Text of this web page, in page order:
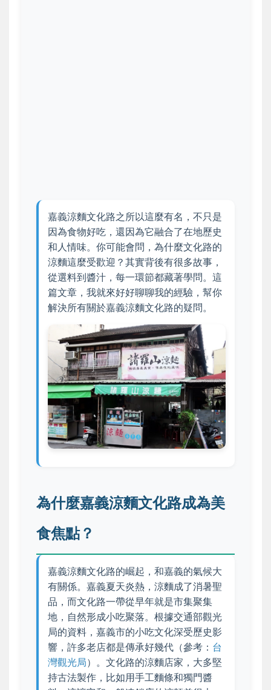
嘉義涼麵文化路之所以這麼有名，不只是
因為食物好吃，還因為它融合了在地歷史
和人情味。你可能會問，為什麼文化路的
涼麵這麼受歡迎？其實背後有很多故事，
從選料到醬汁，每一環節都藏著學問。這
篇文章，我就來好好聊聊我的經驗，幫你
解決所有關於嘉義涼麵文化路的疑問。
為什麼嘉義涼麵文化路成為美
食焦點？
嘉義涼麵文化路的崛起，和嘉義的氣候大
有關係。嘉義夏天炎熱，涼麵成了消暑聖
品，而文化路一帶從早年就是市集聚集
地，自然形成小吃聚落。根據交通部觀光
局的資料，嘉義市的小吃文化深受歷史影
響，許多老店都是傳承好幾代（參考： 台
灣觀光局）。文化路的涼麵店家，大多堅
持古法製作，比如用手工麵條和獨門醬